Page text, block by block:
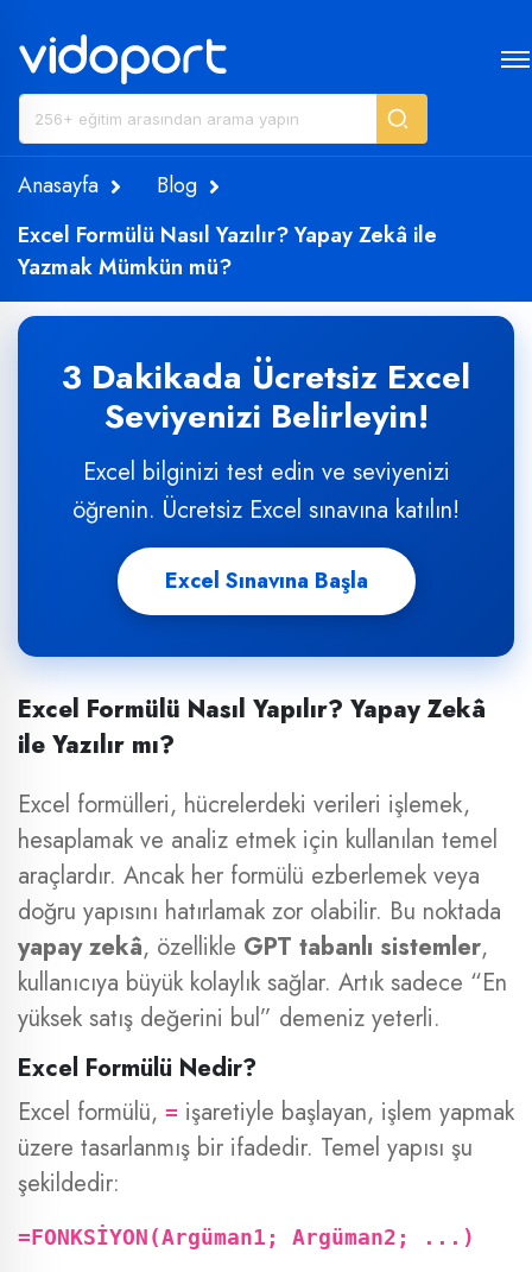
Anasayfa
Blog
Excel Formülü Nasıl Yazılır? Yapay Zekâ ile
Yazmak Mümkün mü?
3 Dakikada Ücretsiz Excel
Seviyenizi Belirleyin!
Excel bilginizi test edin ve seviyenizi
öğrenin. Ücretsiz Excel sınavına katılın!
Excel Sınavına Başla
Excel Formülü Nasıl Yapılır? Yapay Zekâ
ile Yazılır mı?
Excel formülleri, hücrelerdeki verileri işlemek,
hesaplamak ve analiz etmek için kullanılan temel
araçlardır. Ancak her formülü ezberlemek veya
doğru yapısını hatırlamak zor olabilir. Bu noktada
yapay zekâ, özellikle GPT tabanlı sistemler,
kullanıcıya büyük kolaylık sağlar. Artık sadece “En
yüksek satış değerini bul” demeniz yeterli.
Excel Formülü Nedir?
Excel formülü, = işaretiyle başlayan, işlem yapmak
üzere tasarlanmış bir ifadedir. Temel yapısı şu
şekildedir:
=FONKSİYON(Argüman1; Argüman2; ...)